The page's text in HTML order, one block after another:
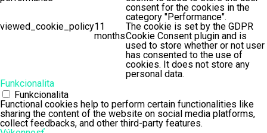
consent for the cookies in the
category "Performance".
viewed_cookie_policy11
months
The cookie is set by the GDPR
Cookie Consent plugin and is
used to store whether or not user
has consented to the use of
cookies. It does not store any
personal data.
Funkcionalita
Funkcionalita
Functional cookies help to perform certain functionalities like
sharing the content of the website on social media platforms,
collect feedbacks, and other third-party features.